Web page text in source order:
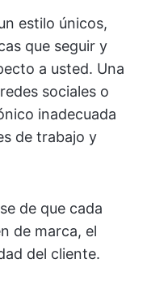
estilo únicos,
que seguir y
a usted. Una
sociales o
inadecuada
de trabajo y
de que cada
de marca, el
del cliente.